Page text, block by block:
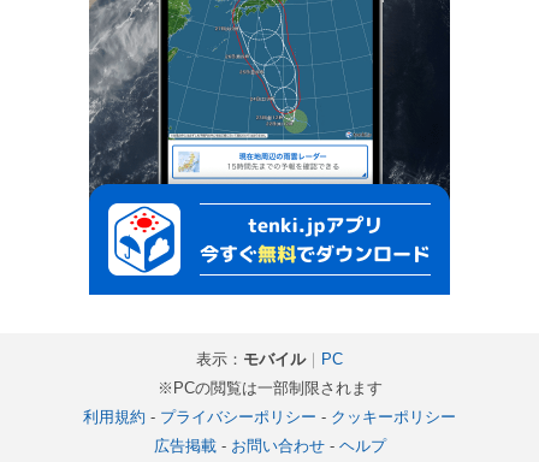
表示： モバイル｜ PC
※PCの閲覧は一部制限されます
利用規約 - プライバシーポリシー - クッキーポリシー
広告掲載- お問い合わせ- ヘルプ